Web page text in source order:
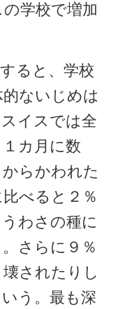
学校で増加
ると、学校
ないじめは
イスでは全
カ月に数
らかわれた
べると２％
わさの種に
さらに９％
されたりし
う。最も深